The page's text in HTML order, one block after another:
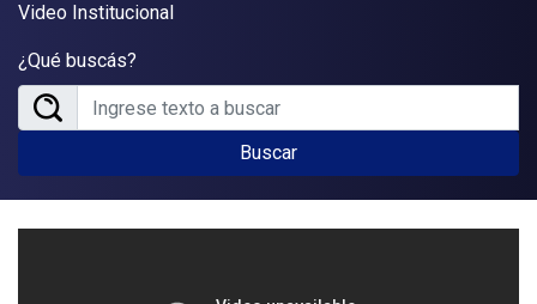
Video Institucional
¿Qué buscás?
Buscar